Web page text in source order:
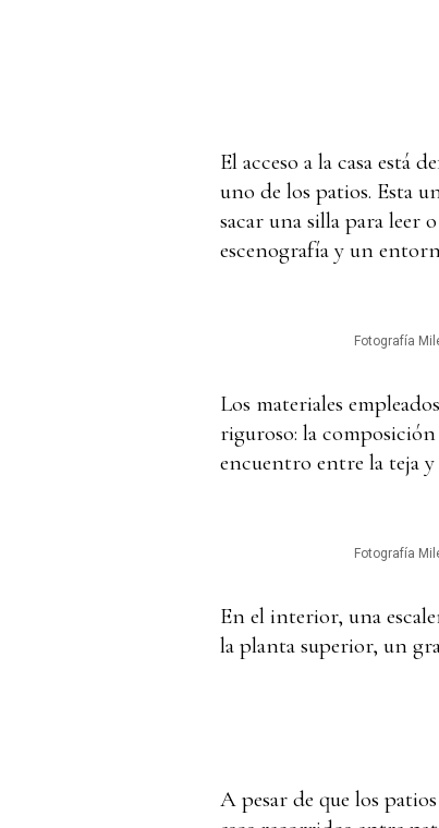
El acceso a la casa está
uno de los patios. Esta
sacar una silla para leer
escenografía y un
Fotografía
Los materiales
riguroso: la
encuentro entre la teja y
Fotografía
En el interior, una
la planta superior, un
A pesar de que los